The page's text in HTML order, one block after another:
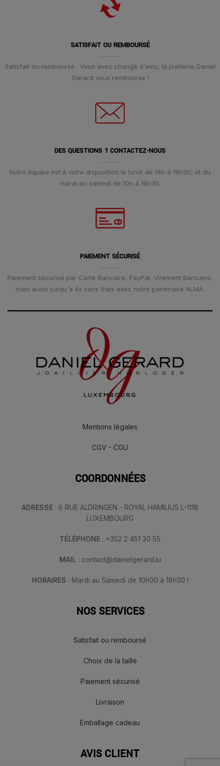
SATISFAIT OU REMBOURSÉ
Satisfait ou remboursé : Vous avez changé d'avis, la joaillerie Daniel
Gerard vous rembourse !
DES QUESTIONS ? CONTACTEZ-NOUS
Notre équipe est à votre disposition le lundi de 14h à 18h30, et du
mardi au samedi de 10h à 18h30.
PAIEMENT SÉCURISÉ
Paiement sécurisé par Carte Bancaire, PayPal, Virement Bancaire,
mais aussi jusqu'à 4x sans frais avec notre partenaire ALMA.
Mentions légales
CGV - CGU
COORDONNÉES
ADRESSE : 6 RUE ALDRINGEN - ROYAL HAMILIUS L-1118
LUXEMBOURG
TÉLÉPHONE : +352 2 451 30 55
MAIL : contact@danielgerard.lu
HORAIRES : Mardi au Samedi de 10h00 à 18h30 !
NOS SERVICES
Satisfait ou remboursé
Choix de la taille
Paiement sécurisé
Livraison
Emballage cadeau
AVIS CLIENT